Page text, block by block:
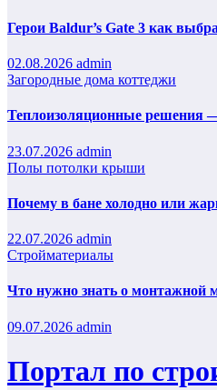
Герои Baldur’s Gate 3 как
02.08.2026 admin
Загородные дома коттеджи
Теплоизоляционные решения
23.07.2026 admin
Полы потолки крыши
Почему в бане холодно или
22.07.2026 admin
Стройматериалы
Что нужно знать о монтажной
09.07.2026 admin
Портал по